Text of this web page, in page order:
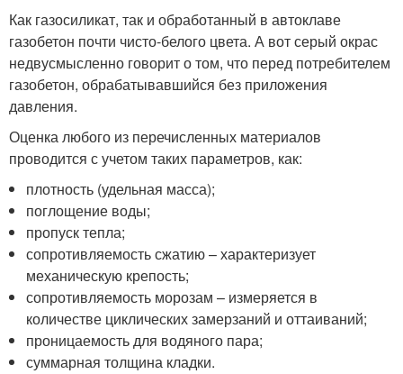
Как газосиликат, так и обработанный в автоклаве
газобетон почти чисто-белого цвета. А вот серый окрас
недвусмысленно говорит о том, что перед потребителем
газобетон, обрабатывавшийся без приложения
давления.
Оценка любого из перечисленных материалов
проводится с учетом таких параметров, как:
плотность (удельная масса);
поглощение воды;
пропуск тепла;
сопротивляемость сжатию – характеризует
механическую крепость;
сопротивляемость морозам – измеряется в
количестве циклических замерзаний и оттаиваний;
проницаемость для водяного пара;
суммарная толщина кладки.